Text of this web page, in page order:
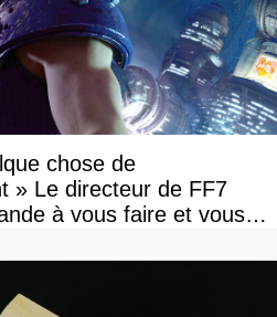
chose de
» Le directeur de FF7
à vous faire et vous